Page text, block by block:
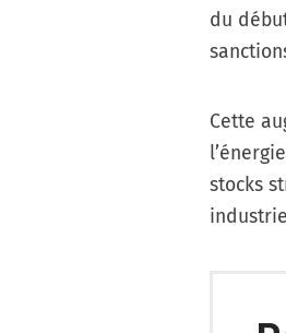
du
Cette
stocks